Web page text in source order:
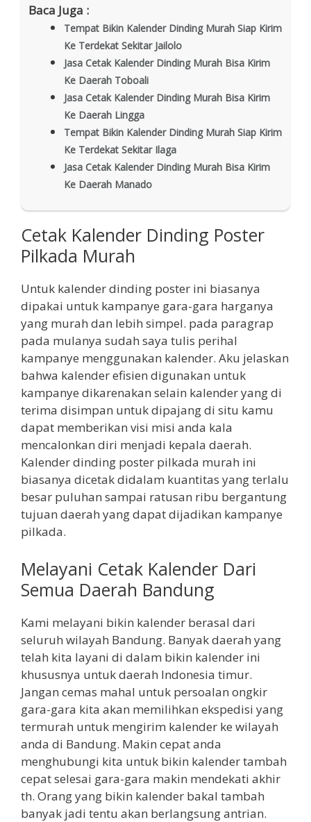
Baca Juga :
Tempat Bikin Kalender Dinding Murah Siap Kirim
Ke Terdekat Sekitar Jailolo
Jasa Cetak Kalender Dinding Murah Bisa Kirim
Ke Daerah Toboali
Jasa Cetak Kalender Dinding Murah Bisa Kirim
Ke Daerah Lingga
Tempat Bikin Kalender Dinding Murah Siap Kirim
Ke Terdekat Sekitar Ilaga
Jasa Cetak Kalender Dinding Murah Bisa Kirim
Ke Daerah Manado
Cetak Kalender Dinding Poster
Pilkada Murah
Untuk kalender dinding poster ini biasanya
dipakai untuk kampanye gara-gara harganya
yang murah dan lebih simpel. pada paragrap
pada mulanya sudah saya tulis perihal
kampanye menggunakan kalender. Aku jelaskan
bahwa kalender efisien digunakan untuk
kampanye dikarenakan selain kalender yang di
terima disimpan untuk dipajang di situ kamu
dapat memberikan visi misi anda kala
mencalonkan diri menjadi kepala daerah.
Kalender dinding poster pilkada murah ini
biasanya dicetak didalam kuantitas yang terlalu
besar puluhan sampai ratusan ribu bergantung
tujuan daerah yang dapat dijadikan kampanye
pilkada.
Melayani Cetak Kalender Dari
Semua Daerah Bandung
Kami melayani bikin kalender berasal dari
seluruh wilayah Bandung. Banyak daerah yang
telah kita layani di dalam bikin kalender ini
khususnya untuk daerah Indonesia timur.
Jangan cemas mahal untuk persoalan ongkir
gara-gara kita akan memilihkan ekspedisi yang
termurah untuk mengirim kalender ke wilayah
anda di Bandung. Makin cepat anda
menghubungi kita untuk bikin kalender tambah
cepat selesai gara-gara makin mendekati akhir
th. Orang yang bikin kalender bakal tambah
banyak jadi tentu akan berlangsung antrian.